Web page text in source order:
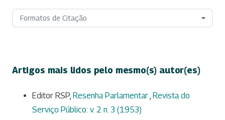
Formatos de Citação
Artigos mais lidos pelo mesmo(s) autor(es)
Editor RSP, Resenha Parlamentar, Revista do
Serviço Público: v. 2 n. 3 (1953)